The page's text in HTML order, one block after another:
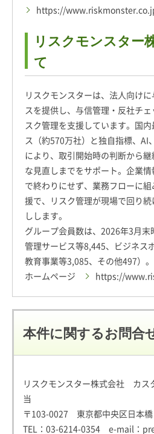
https://
リスクモンスター
て
リスクモンスターは、法人向け
スを提供し、与信管理・反社チ
スク管理を支援しています。国
ス（約570万社）と独自指標、AI
により、取引開始時の判断から
な見直しまでをサポート。企業
で終わりにせず、業務フローに
援で、リスク管理が現場で回り
しします。
グループ会員数は、2026年3月
管理サービス等8,445、ビジネス
教育事業等3,085、その他497）。
ホームページ
https://
本件に関するお問合
リスクモンスター株式会社 カ
当
〒103-0027 東京都中央区日本
TEL： 03-6214-0354 e-mail：